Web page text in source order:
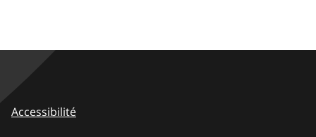
Accessibilité